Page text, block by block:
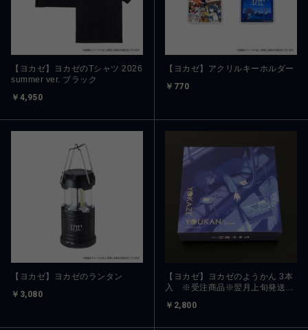
【ヨカゼ】ヨカゼのTシャツ 2026
summer ver. ブラック
￥4,950
【ヨカゼ】アクリルキーホルダー
￥770
【ヨカゼ】ヨカゼのランタン
￥3,080
【ヨカゼ】ヨカゼのようかん 3本
入 ※受注商品※翌月上旬発送予
￥2,800